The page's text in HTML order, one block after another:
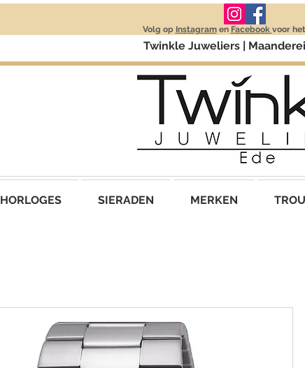
Volg op Instagramen Facebook voor
Twinkle Juweliers |
HORLOGES SIERADEN MERKEN